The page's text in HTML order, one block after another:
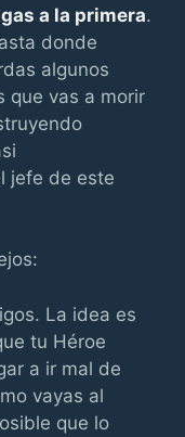
a la primera.
donde
algunos
que vas a morir
jefe de este
La idea es
tu Héroe
a ir mal de
vayas al
que lo